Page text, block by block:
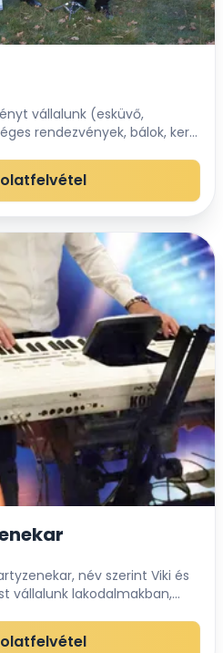
vállalunk (esküvő,
rendezvények, bálok, kerti
van jártasságunk:
C...
név szerint Viki és
vállalunk lakodalmakban,
falunapokon
a ma...